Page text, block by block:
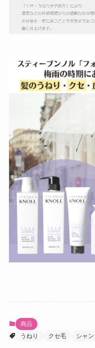
商品
うねり
クセ毛 シャ